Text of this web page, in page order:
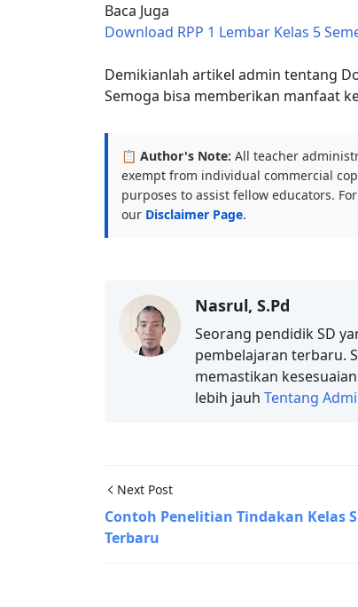
Baca Juga
Download RPP 1 Lembar Kelas 5
Demikianlah artikel admin tentang
Semoga bisa memberikan manfaat
📋 Author's Note: All teacher
exempt from individual commercial
purposes to assist fellow educators.
our Disclaimer Page.
Nasrul, S.Pd
Seorang pendidik SD
pembelajaran terbaru.
memastikan
lebih jauh Tentang
Next Post
Contoh Penelitian Tindakan Kelas
Terbaru